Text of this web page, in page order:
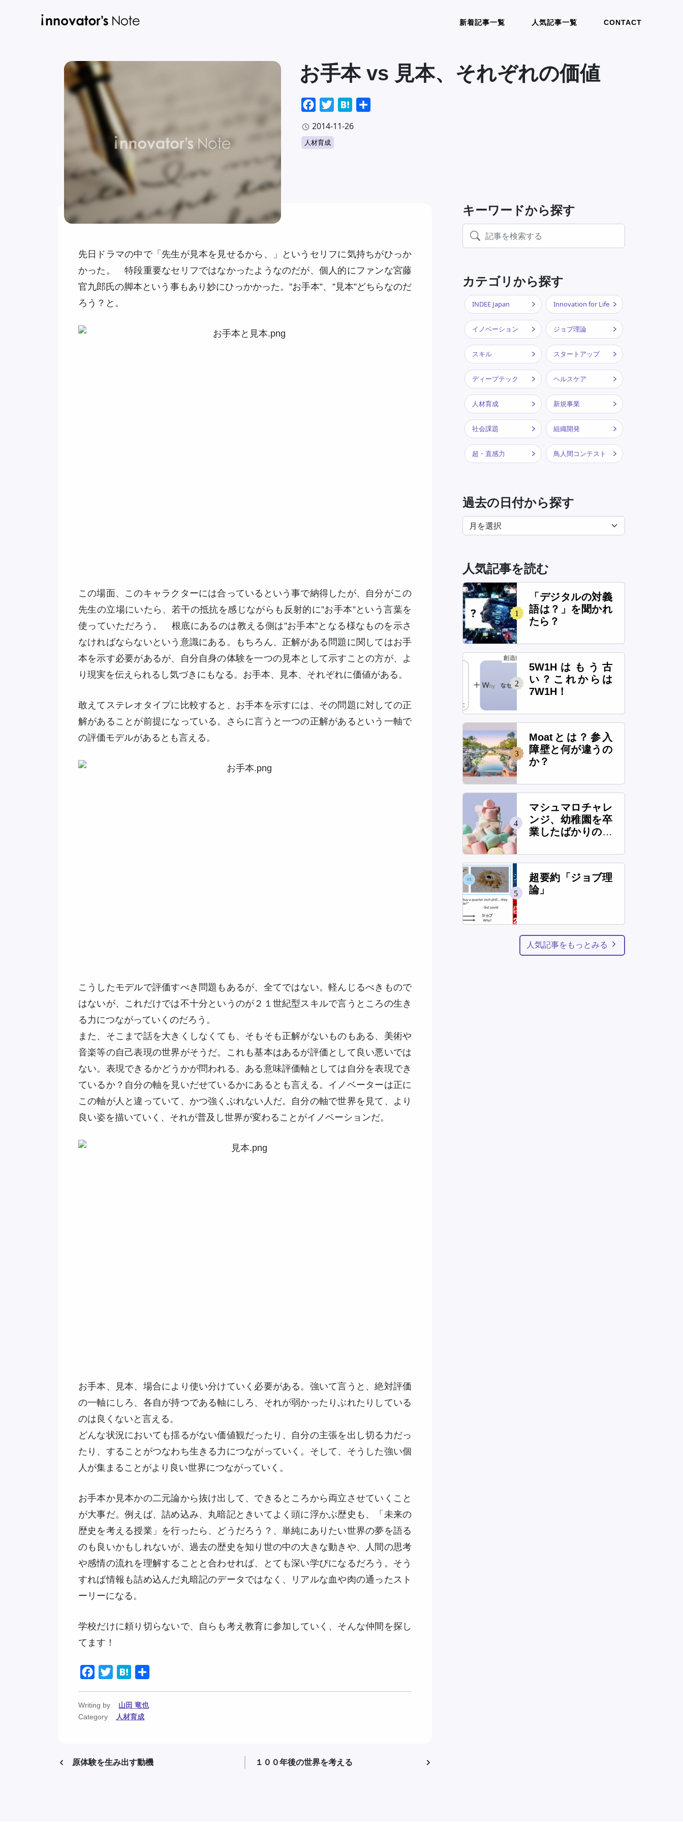
新着記事一覧 人気記事一覧 CONTACT
お手本 vs 見本、それぞれの価値
FacebookTwitterHatena
2014-11-26
人材育成
先日ドラマの中で「先生が見本を見せるから、」というセリフに気持ちがひっか
かった。 特段重要なセリフではなかったようなのだが、個人的にファンな宮藤
官九郎氏の脚本という事もあり妙にひっかかった。”お手本”、”見本”どちらなのだ
ろう？と。
この場面、このキャラクターには合っているという事で納得したが、自分がこの
先生の立場にいたら、若干の抵抗を感じながらも反射的に”お手本”という言葉を
使っていただろう。 根底にあるのは教える側は”お手本”となる様なものを示さ
なければならないという意識にある。もちろん、正解がある問題に関してはお手
本を示す必要があるが、自分自身の体験を一つの見本として示すことの方が、よ
り現実を伝えられるし気づきにもなる。お手本、見本、それぞれに価値がある。
敢えてステレオタイプに比較すると、お手本を示すには、その問題に対しての正
解があることが前提になっている。さらに言うと一つの正解があるという一軸で
の評価モデルがあるとも言える。
こうしたモデルで評価すべき問題もあるが、全てではない。軽んじるべきもので
はないが、これだけでは不十分というのが２１世紀型スキルで言うところの生き
る力につながっていくのだろう。
また、そこまで話を大きくしなくても、そもそも正解がないものもある、美術や
音楽等の自己表現の世界がそうだ。これも基本はあるが評価として良い悪いでは
ない。表現できるかどうかが問われる。ある意味評価軸としては自分を表現でき
ているか？自分の軸を見いだせているかにあるとも言える。イノベーターは正に
この軸が人と違っていて、かつ強くぶれない人だ。自分の軸で世界を見て、より
良い姿を描いていく、それが普及し世界が変わることがイノベーションだ。
お手本、見本、場合により使い分けていく必要がある。強いて言うと、絶対評価
の一軸にしろ、各自が持つである軸にしろ、それが弱かったりぶれたりしている
のは良くないと言える。
どんな状況においても揺るがない価値観だったり、自分の主張を出し切る力だっ
たり、することがつなわち生きる力につながっていく。そして、そうした強い個
人が集まることがより良い世界につながっていく。
お手本か見本かの二元論から抜け出して、できるところから両立させていくこと
が大事だ。例えば、詰め込み、丸暗記ときいてよく頭に浮かぶ歴史も、「未来の
歴史を考える授業」を行ったら、どうだろう？、単純にありたい世界の夢を語る
のも良いかもしれないが、過去の歴史を知り世の中の大きな動きや、人間の思考
や感情の流れを理解することと合わせれば、とても深い学びになるだろう。そう
すれば情報も詰め込んだ丸暗記のデータではなく、リアルな血や肉の通ったスト
ーリーになる。
学校だけに頼り切らないで、自らも考え教育に参加していく、そんな仲間を探し
てます！
FacebookTwitterHatena
Writing by
山田 竜也
Category
人材育成
原体験を生み出す動機 １００年後の世界を考える
キーワードから探す
カテゴリから探す
INDEE Japan Innovation for Life
イノベーション ジョブ理論
スキル スタートアップ
ディープテック ヘルスケア
人材育成 新規事業
社会課題 組織開発
超・直感力 鳥人間コンテスト
過去の日付から探す
人気記事を読む
1
「デジタルの対義
語は？」を聞かれ
たら？
2
5W1Hはもう古
い？これからは
7W1H！
3
Moatとは？参入
障壁と何が違うの
か？
4
マシュマロチャレ
ンジ、幼稚園を卒
業したばかりの子
ワーを作れるの
5
超要約「ジョブ理
論」
人気記事をもっとみる